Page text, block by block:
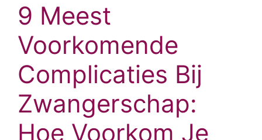
9 Meest
Voorkomende
Complicaties Bij
Zwangerschap:
Hoe Voorkom Je